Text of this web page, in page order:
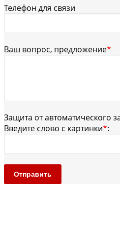
Телефон для связи
Ваш вопрос, предложение*
Защита от автоматического
Введите слово с картинки*:
Отправить